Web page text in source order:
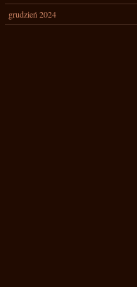
grudzień 2024